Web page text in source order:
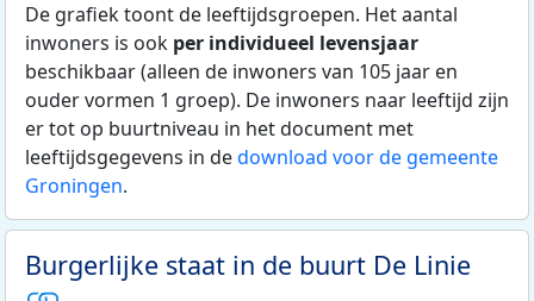
De grafiek toont de leeftijdsgroepen. Het aantal
inwoners is ook per individueel levensjaar
beschikbaar (alleen de inwoners van 105 jaar en
ouder vormen 1 groep). De inwoners naar leeftijd zijn
er tot op buurtniveau in het document met
leeftijdsgegevens in dedownload voor de gemeente
Groningen.
Burgerlijke staat in de buurt De Linie